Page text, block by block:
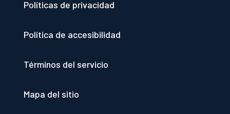
Políticas de privacidad
Política de accesibilidad
Términos del servicio
Mapa del sitio